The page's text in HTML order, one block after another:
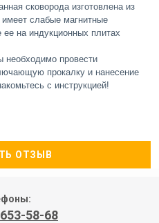
сковорода изготовлена из
слабые магнитные
ее на индукционных плитах
необходимо провести
прокалку и нанесение
с инструкцией!
ОТЗЫВ
58-68